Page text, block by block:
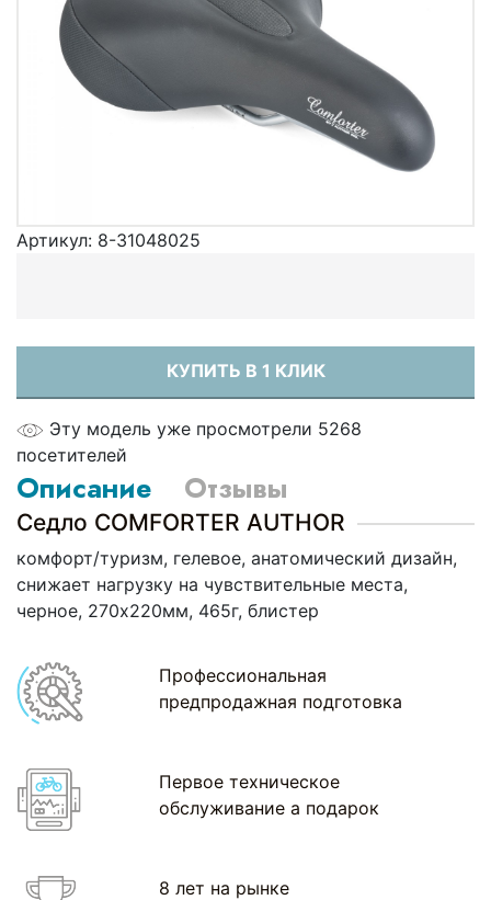
Артикул: 8-31048025
КУПИТЬ В 1 КЛИК
Эту модель уже просмотрели 5268
посетителей
Описание Отзывы
Седло COMFORTER AUTHOR
комфорт/туризм, гелевое, анатомический дизайн,
снижает нагрузку на чувствительные места,
черное, 270х220мм, 465г, блистер
Профессиональная
предпродажная подготовка
Первое техническое
обслуживание а подарок
8 лет на рынке